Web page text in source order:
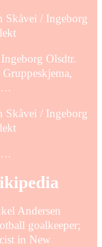
Skåvei / Ingeborg
Olsdtr.
…
Skåvei / Ingeborg
Andersen
goalkeeper;
in New